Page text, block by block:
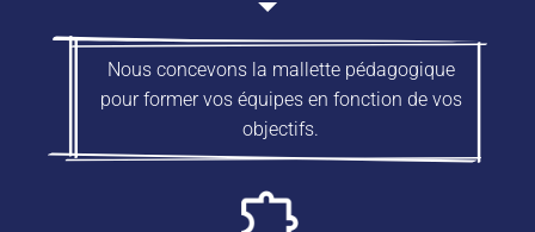
Nous concevons la mallette pédagogique
pour former vos équipes en fonction de vos
objectifs.